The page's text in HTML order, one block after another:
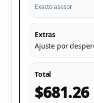
Exacto asesor
Extras
Ajuste por
Total
$681.26